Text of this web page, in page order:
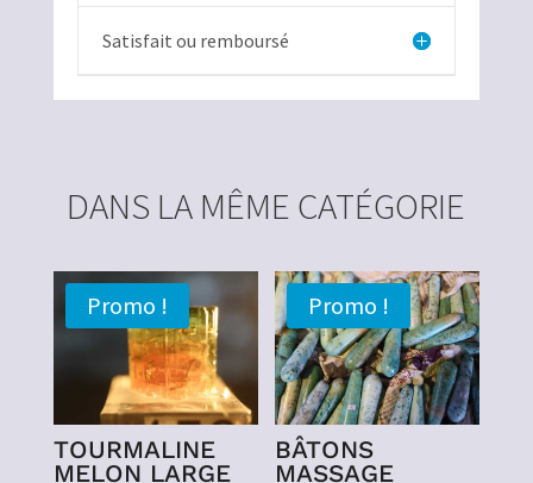
Satisfait ou remboursé
DANS LA MÊME CATÉGORIE
Promo !
TOURMALINE
MELON LARGE
Promo !
BÂTONS
MASSAGE